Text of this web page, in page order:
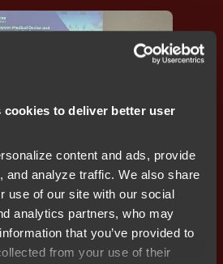
to deliver better user
content and ads, provide
and analyze traffic. We also share
use of our site with our social
analytics partners, who may
that you’ve provided to
from your use of their
8회 의료 기기 및 진단에 관한
은 인사이트